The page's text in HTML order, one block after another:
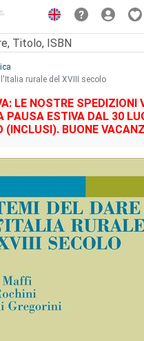
rurale del XVIII secolo
LE NOSTRE SPEDIZIONI
PAUSA ESTIVA DAL 30
(INCLUSI). BUONE